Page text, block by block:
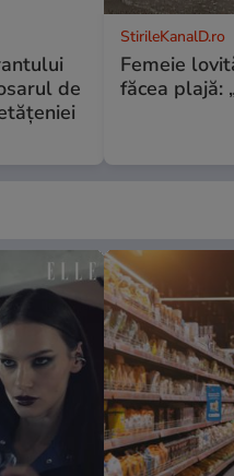
de
StirileKanalD.ro
Femeie
făcea plajă: